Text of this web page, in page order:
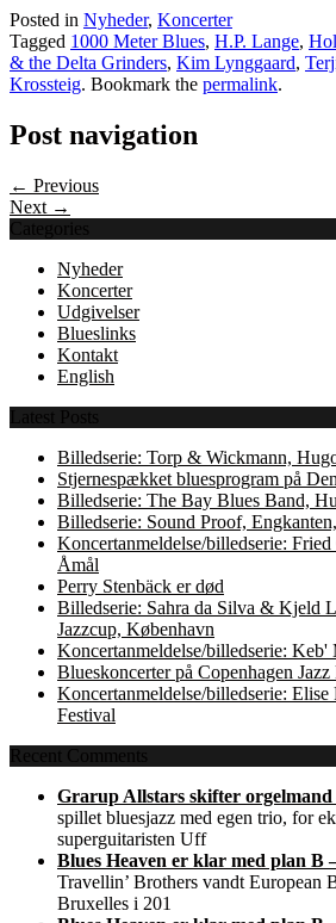
Posted in Nyheder, Koncerter
Tagged 1000 Meter Blues, H.P. Lange,
& the Delta Grinders, Kim Lynggaard,
Krossteig. Bookmark the permalink.
Post navigation
← Previous
Next →
Categories
Nyheder
Koncerter
Udgivelser
Blueslinks
Kontakt
English
Latest Posts
Billedserie: Torp & Wickmann,
Stjernespækket bluesprogram på
Billedserie: The Bay Blues Band,
Billedserie: Sound Proof,
Koncertanmeldelse/billedserie:
Åmål
Perry Stenbäck er død
Billedserie: Sahra da Silva & Kjeld
Jazzcup, København
Koncertanmeldelse/billedserie: Keb'
Blueskoncerter på Copenhagen
Koncertanmeldelse/billedserie:
Festival
Recent Comments
Grarup Allstars skifter orgelmand
spillet bluesjazz med egen trio, for
superguitaristen Uff
Blues Heaven er klar med plan B
Travellin’ Brothers vandt European
Bruxelles i 201